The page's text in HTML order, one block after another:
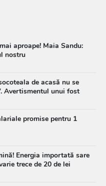
aproape! Maia Sandu:
nostru
de acasă nu se
Avertismentul unui fost
promise pentru 1
Energia importată sare
trece de 20 de lei